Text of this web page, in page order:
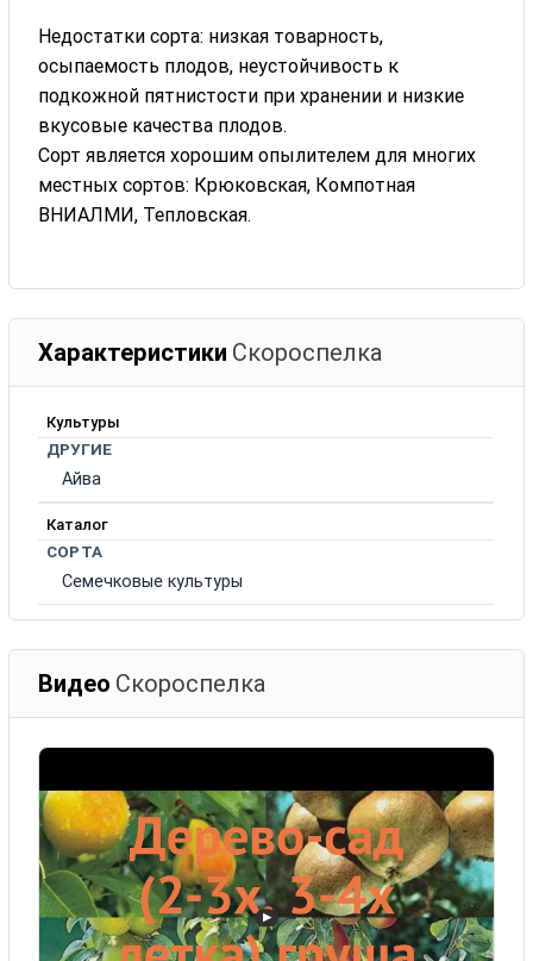
Недостатки сорта: низкая товарность,
осыпаемость плодов, неустойчивость к
подкожной пятнистости при хранении и низкие
вкусовые качества плодов.
Сорт является хорошим опылителем для многих
местных сортов: Крюковская, Компотная
ВНИАЛМИ, Тепловская.
Характеристики Скороспелка
Культуры
ДРУГИЕ
Айва
Каталог
СОРТА
Семечковые культуры
Видео Скороспелка
▶